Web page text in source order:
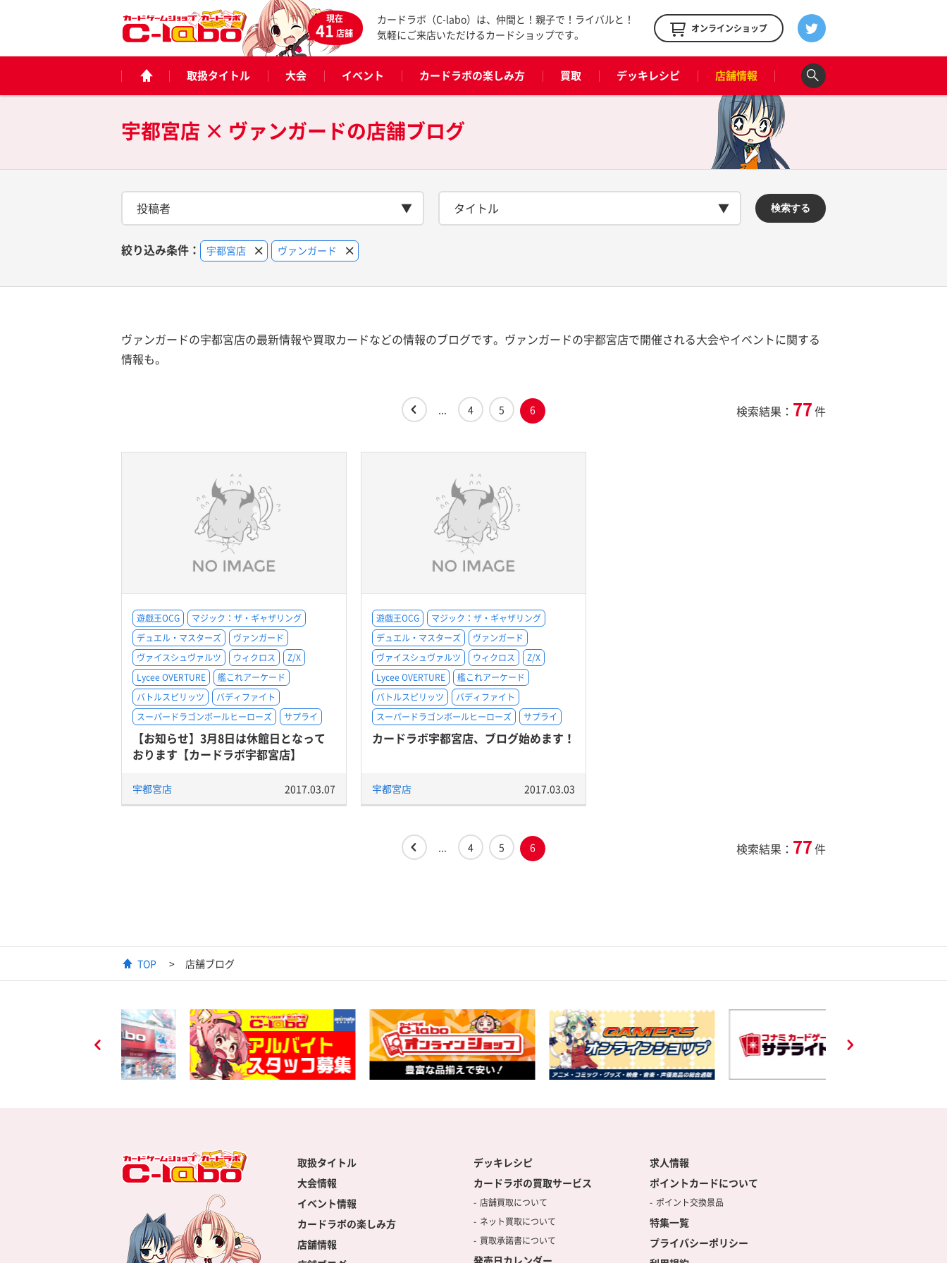
現在
41店舗
カードラボ（C-labo）は、仲間と！親子で！ライバルと！
気軽にご来店いただけるカードショップです。
オンラインショップ
取扱タイトル 大会 イベント カードラボの楽しみ方 買取 デッキレシピ 店舗情報
宇都宮店 × ヴァンガードの店舗ブログ
投稿者 タイトル 検索する
絞り込み条件： 宇都宮店 ヴァンガード
ヴァンガードの宇都宮店の最新情報や買取カードなどの情報のブログです。ヴァンガードの宇都宮店で開催される大会やイベントに関する
情報も。
... 4 5 6 検索結果： 77件
遊戯王OCG
マジック：ザ・ギャザリング
デュエル・マスターズ
ヴァンガード
ヴァイスシュヴァルツ
ウィクロス
Z/X
Lycee OVERTURE
艦これアーケード
バトルスピリッツ
バディファイト
スーパードラゴンボールヒーローズ
サプライ
【お知らせ】3月8日は休館日となって
おります【カードラボ宇都宮店】
宇都宮店 2017.03.07
遊戯王OCG
マジック：ザ・ギャザリング
デュエル・マスターズ
ヴァンガード
ヴァイスシュヴァルツ
ウィクロス
Z/X
Lycee OVERTURE
艦これアーケード
バトルスピリッツ
バディファイト
スーパードラゴンボールヒーローズ
サプライ
カードラボ宇都宮店、ブログ始めます！
宇都宮店 2017.03.03
... 4 5 6 検索結果： 77件
TOP 店舗ブログ
取扱タイトル
大会情報
イベント情報
カードラボの楽しみ方
店舗情報
デッキレシピ
カードラボの買取サービス
店舗買取について
ネット買取について
買取承諾書について
発売日カレンダー
求人情報
ポイントカードについて
ポイント交換景品
特集一覧
プライバシーポリシー